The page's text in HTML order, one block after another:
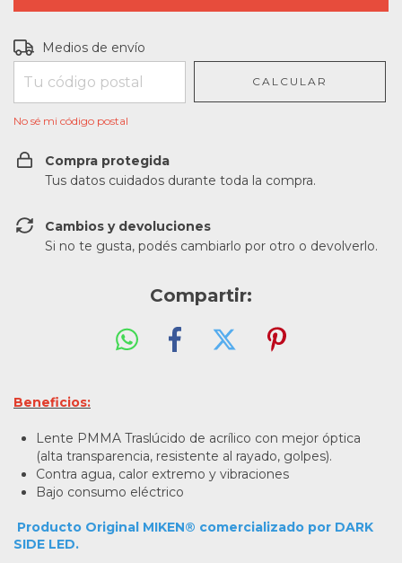
Entregas para el CP:
Medios de envío
CALCULAR
No sé mi código postal
Compra protegida
Tus datos cuidados durante toda la compra.
Cambios y devoluciones
Si no te gusta, podés cambiarlo por otro o devolverlo.
Compartir:
Beneficios:
Lente PMMA Traslúcido de acrílico con mejor óptica
(alta transparencia, resistente al rayado, golpes).
Contra agua, calor extremo y vibraciones
Bajo consumo eléctrico
Producto Original MIKEN® comercializado por DARK
SIDE LED.